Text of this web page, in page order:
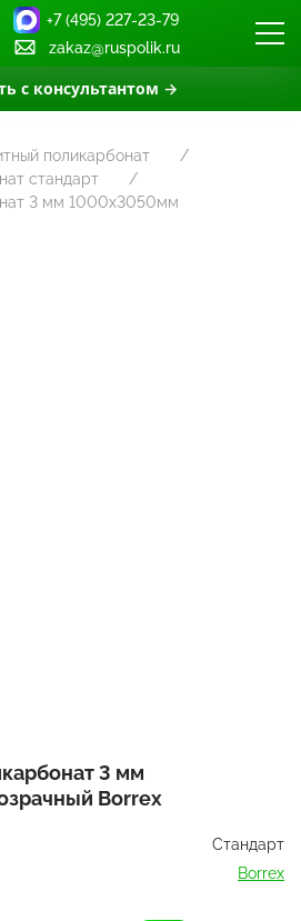
с консультантом →
+7 (495) 227-23-79
zakaz@ruspolik.ru
поликарбонат
стандарт
3 мм 1000х3050мм
3 мм
Borrex
Стандарт
Borrex